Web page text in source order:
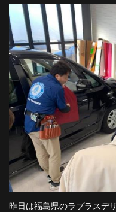
昨日は福島県のラプラスデ